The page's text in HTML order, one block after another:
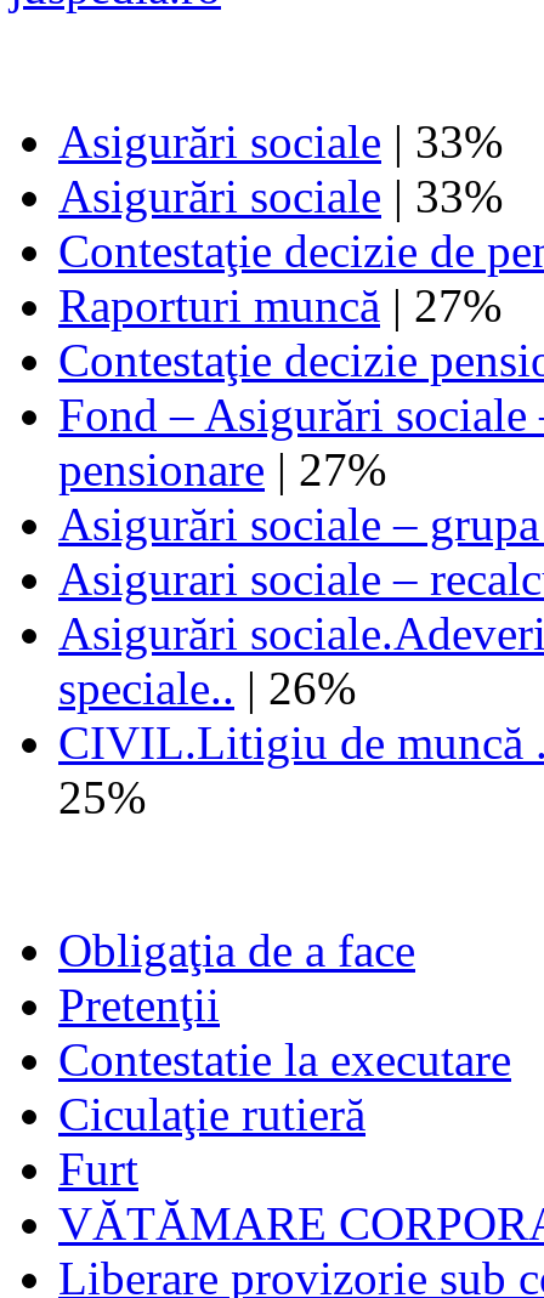
Asigurări sociale | 33%
Asigurări sociale | 33%
Contestaţie decizie de
Raporturi muncă | 27%
Contestaţie decizie
Fond – Asigurări sociale
pensionare | 27%
Asigurări sociale –
Asigurari sociale –
Asigurări
speciale.. | 26%
CIVIL.Litigiu de muncă
25%
Obligaţia de a face
Pretenţii
Contestatie la executare
Ciculaţie rutieră
Furt
VĂTĂMARE
Liberare provizorie sub